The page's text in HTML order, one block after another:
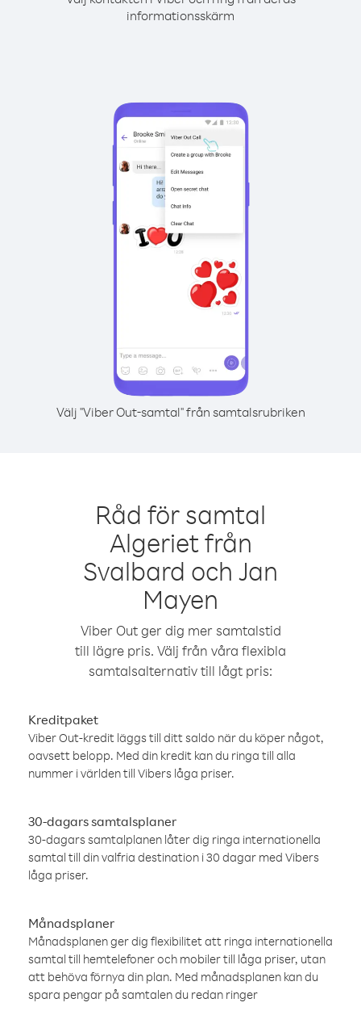
informationsskärm
Välj "Viber Out-samtal" från samtalsrubriken
Råd för samtal
Algeriet från
Svalbard och Jan
Mayen
Viber Out ger dig mer samtalstid
till lägre pris. Välj från våra flexibla
samtalsalternativ till lågt pris:
Kreditpaket
Viber Out-kredit läggs till ditt saldo när du köper något,
oavsett belopp. Med din kredit kan du ringa till alla
nummer i världen till Vibers låga priser.
30-dagars samtalsplaner
30-dagars samtalplanen låter dig ringa internationella
samtal till din valfria destination i 30 dagar med Vibers
låga priser.
Månadsplaner
Månadsplanen ger dig flexibilitet att ringa internationella
samtal till hemtelefoner och mobiler till låga priser, utan
att behöva förnya din plan. Med månadsplanen kan du
spara pengar på samtalen du redan ringer